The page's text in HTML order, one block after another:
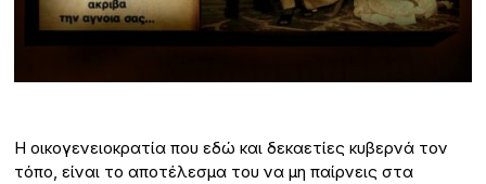
Η οικογενειοκρατία που εδώ και δεκαετίες κυβερνά τον
τόπο, είναι το αποτέλεσμα του να μη παίρνεις στα